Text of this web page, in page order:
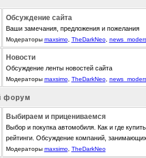
Обсуждение сайта
Ваши замечания, предложения и пожелания
Модераторы maxsimo, TheDarkNeo,
Новости
Обсуждение ленты новостей сайта
Модераторы maxsimo, TheDarkNeo,
форум
Выбираем и прицениваемся
Выбор и покупка автомобиля. Как и где
рейтинги. Обсуждение компаний,
Модераторы maxsimo, TheDarkNeo